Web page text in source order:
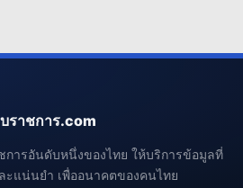
ราชการ.com
การอันดับหนึ่งของไทย ให้บริการข้อมูลที่
ะแน่นยำ เพื่ออนาคตของคนไทย